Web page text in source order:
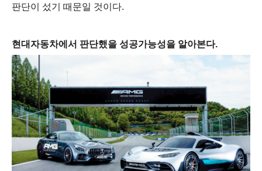
판단이 섰기 때문일 것이다.
현대자동차에서 판단했을 성공가능성을 알아본다.